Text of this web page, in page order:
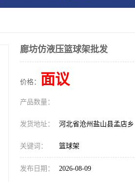
廊坊仿液压篮球架批发
价格： 面议
产品数量：
发货地址： 河北省沧州盐山县孟店乡
关键词： 篮球架
发布日期： 2026-08-09